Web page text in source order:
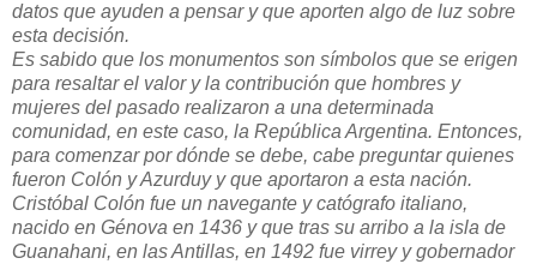
datos que ayuden a pensar y que aporten algo de luz sobre
esta decisión.
Es sabido que los monumentos son símbolos que se erigen
para resaltar el valor y la contribución que hombres y
mujeres del pasado realizaron a una determinada
comunidad, en este caso, la República Argentina. Entonces,
para comenzar por dónde se debe, cabe preguntar quienes
fueron Colón y Azurduy y que aportaron a esta nación.
Cristóbal Colón fue un navegante y catógrafo italiano,
nacido en Génova en 1436 y que tras su arribo a la isla de
Guanahani, en las Antillas, en 1492 fue virrey y gobernador